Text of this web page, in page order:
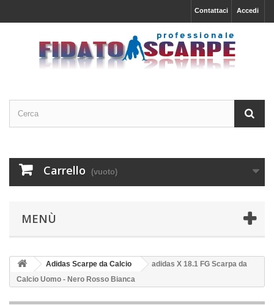
Accedi
Contattaci
Carrello (vuoto)
MENÙ
Adidas Scarpe da Calcio
adidas X 18.1 FG Scarpa da
Calcio Uomo - Nero Rosso Bianca